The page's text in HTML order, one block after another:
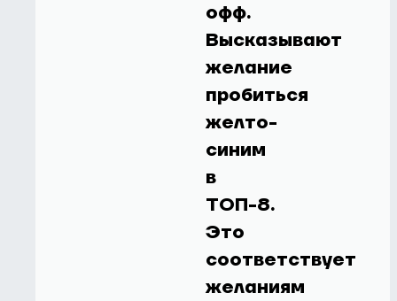
офф.
Высказывают
желание
пробиться
желто-
синим
в
ТОП-8.
Это
соответствует
желаниям